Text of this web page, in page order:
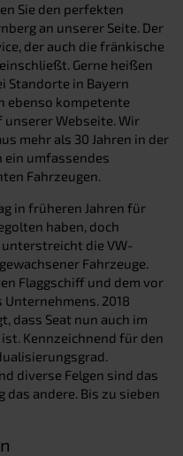
Sie den perfekten
an unserer Seite. Der
der auch die fränkische
Gerne heißen
Standorte in Bayern
ebenso kompetente
unserer Webseite. Wir
mehr als 30 Jahren in der
ein umfassendes
Fahrzeugen.
in früheren Jahren für
haben, doch
die VW-
Fahrzeuge.
Flaggschiff und dem vor
Unternehmens. 2018
dass Seat nun auch im
Kennzeichnend für den
diverse Felgen sind das
andere. Bis zu sieben